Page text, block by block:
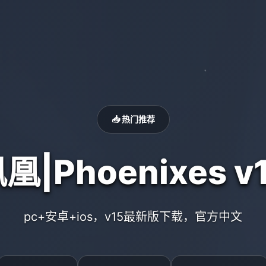
📥 热门推荐
凰|Phoenixes
pc+安卓+ios，v15最新版下载，官方中文